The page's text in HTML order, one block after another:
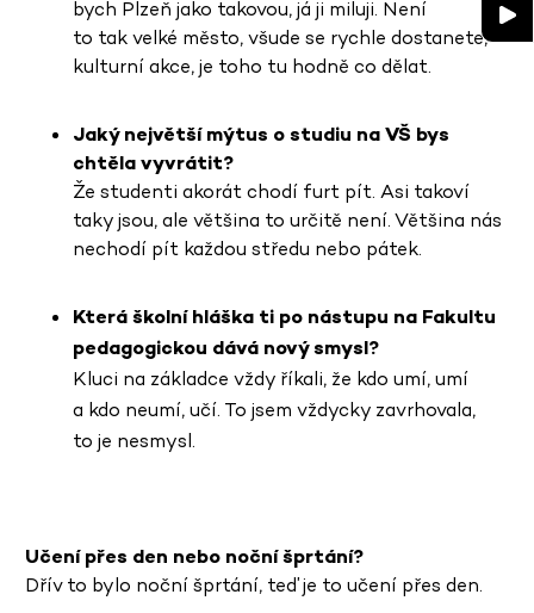
bych Plzeň jako takovou, já ji miluji. Není
to tak velké město, všude se rychle dostanete,
kulturní akce, je toho tu hodně co dělat.
Jaký největší mýtus o studiu na VŠ bys
chtěla vyvrátit?
Že studenti akorát chodí furt pít. Asi takoví
taky jsou, ale většina to určitě není. Většina nás
nechodí pít každou středu nebo pátek.
Která školní hláška ti po nástupu na Fakultu
pedagogickou dává nový smysl?
Kluci na základce vždy říkali, že kdo umí, umí
a kdo neumí, učí. To jsem vždycky zavrhovala,
to je nesmysl.
Učení přes den nebo noční šprtání?
Dřív to bylo noční šprtání, teď je to učení přes den.